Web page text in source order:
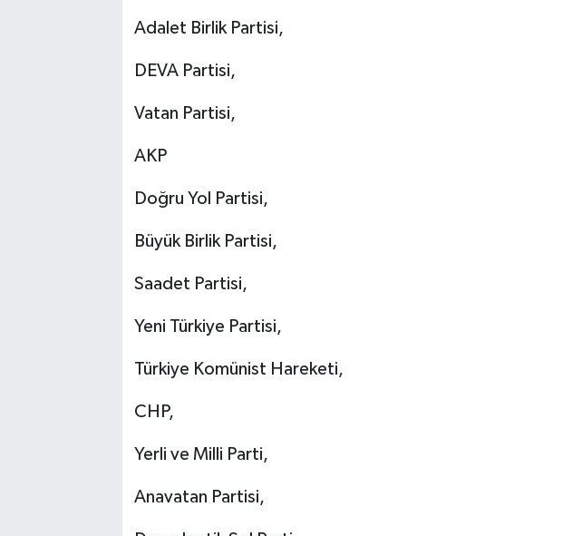
Adalet Birlik Partisi,
DEVA Partisi,
Vatan Partisi,
AKP
Doğru Yol Partisi,
Büyük Birlik Partisi,
Saadet Partisi,
Yeni Türkiye Partisi,
Türkiye Komünist Hareketi,
CHP,
Yerli ve Milli Parti,
Anavatan Partisi,